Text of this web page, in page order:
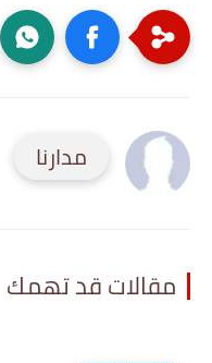
مدارنا
مقالات قد تهمك